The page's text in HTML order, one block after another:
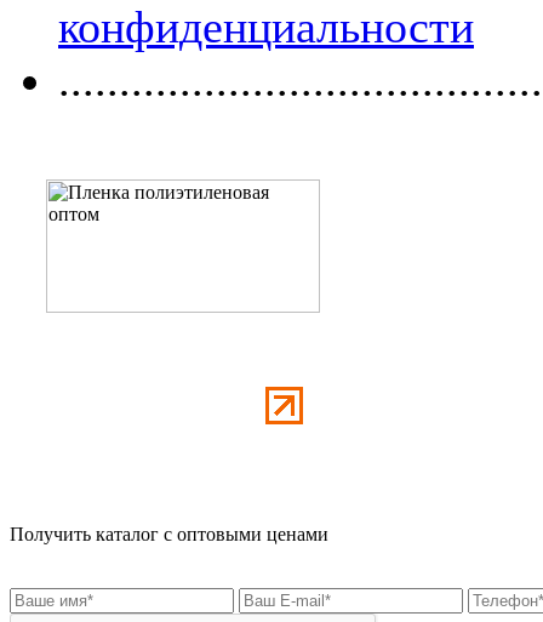
конфиденциальности
Получить каталог с оптовыми ценами